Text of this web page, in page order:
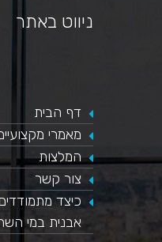
כאן מופיע חלון
ניווט באתר
דף הבית
מאמרי
המלצות
צור קשר
כיצד
אבנית במי